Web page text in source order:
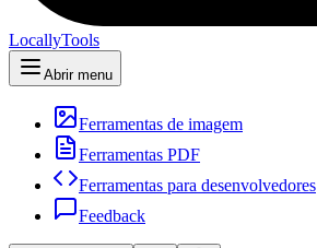
LocallyTools
Abrir menu
Ferramentas de imagem
Ferramentas PDF
Ferramentas para desenvolvedores
Feedback